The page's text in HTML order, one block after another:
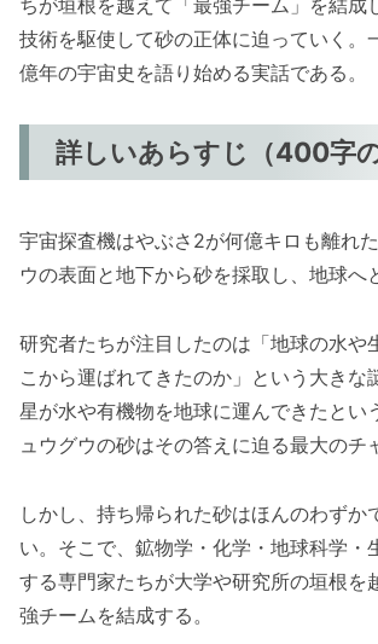
ちが垣根を越えて「最強チーム」を結成
技術を駆使して砂の正体に迫っていく。
億年の宇宙史を語り始める実話である。
詳しいあらすじ（400字の
宇宙探査機はやぶさ2が何億キロも離れ
ウの表面と地下から砂を採取し、地球へ
研究者たちが注目したのは「地球の水や
こから運ばれてきたのか」という大きな
星が水や有機物を地球に運んできたとい
ュウグウの砂はその答えに迫る最大のチ
しかし、持ち帰られた砂はほんのわずか
い。そこで、鉱物学・化学・地球科学・
する専門家たちが大学や研究所の垣根を
強チームを結成する。